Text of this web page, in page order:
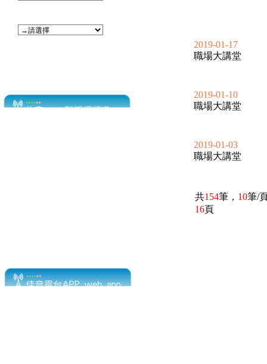
2019-01-17
職場大講堂
2019-01-10
職場大講堂
2019-01-03
職場大講堂
共154筆， 10筆/
16頁